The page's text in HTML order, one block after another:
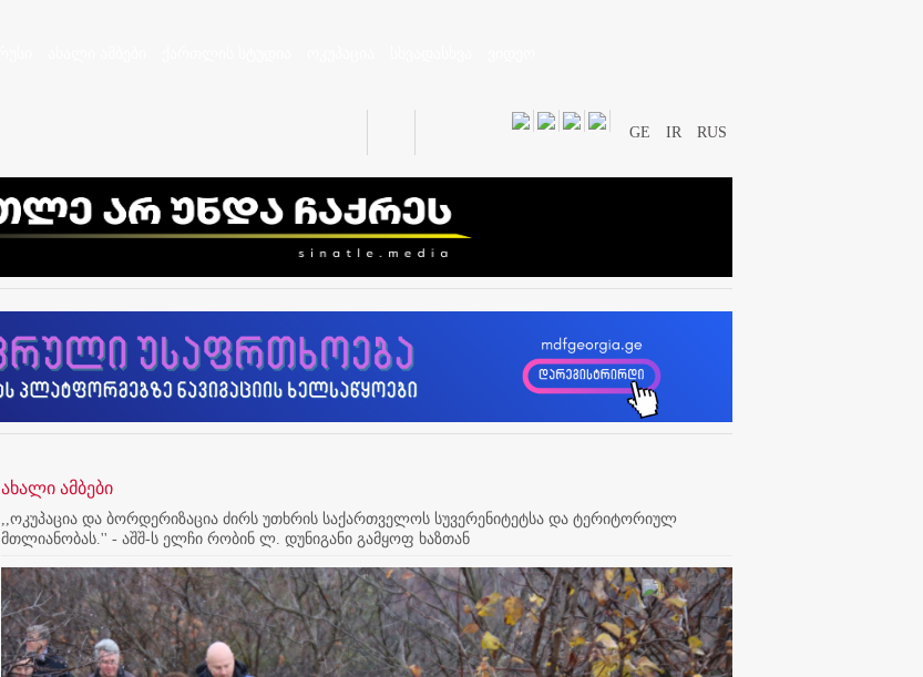
GE IR RUS
ახალი ამბები
,,ოკუპაცია და ბორდერიზაცია ძირს უთხრის საქართველოს სუვერენიტეტსა და ტერიტორიულ
მთლიანობას.'' - აშშ-ს ელჩი რობინ ლ. დუნიგანი გამყოფ ხაზთან